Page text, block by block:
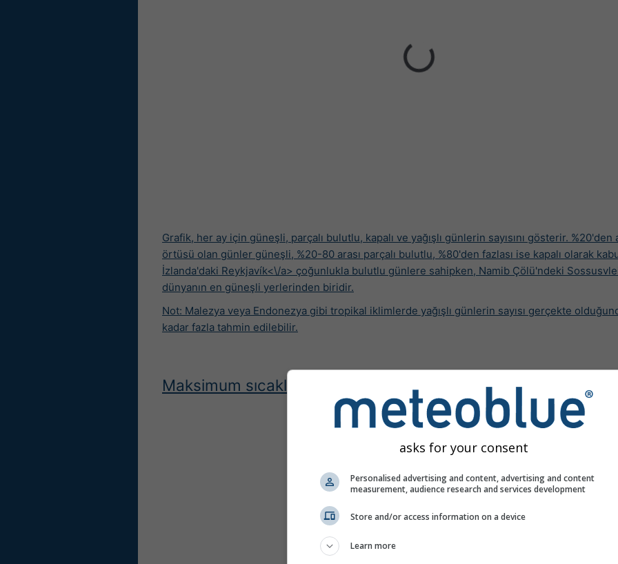
Grafik, her ay için güneşli, parçalı bulutlu, kapalı ve yağışlı günlerin sayısını gösterir. %20'den
örtüsü olan günler güneşli, %20-80 arası parçalı bulutlu, %80'den fazlası ise kapalı olarak
İzlanda'daki Reykjavík<\/a> çoğunlukla bulutlu günlere sahipken, Namib Çölü'ndeki
dünyanın en güneşli yerlerinden biridir.
Not: Malezya veya Endonezya gibi tropikal iklimlerde yağışlı günlerin sayısı gerçekte
kadar fazla tahmin edilebilir.
Maksimum sıcaklıklar
asks for your consent
Personalised advertising and content, advertising and content
measurement, audience research and services development
Store and/or access information on a device
Learn more